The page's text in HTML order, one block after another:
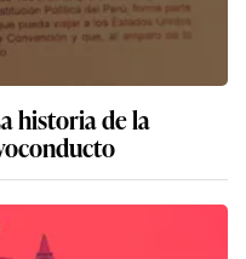
historia de la